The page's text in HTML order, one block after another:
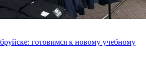
готовимся к новому учебному